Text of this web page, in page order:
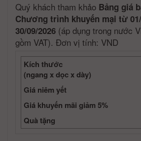
Quý khách tham khảo Bảng giá
Chương trình khuyến mại từ
30/09/2026 (áp dụng trong nước
gồm VAT). Đơn vị tính: VND
Kích thước
(ngang x dọc x dày)
Giá niêm yết
Giá khuyến mãi giảm 5%
Quà tặng